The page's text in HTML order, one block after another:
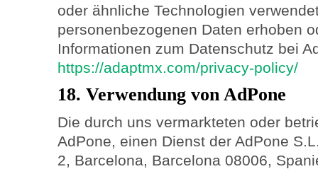
oder ähnliche Technologien
personenbezogenen Daten erhoben
Informationen zum Datenschutz bei
https://adaptmx.com/privacy-policy/
18. Verwendung von AdPone
Die durch uns vermarkteten oder
AdPone, einen Dienst der AdPone
2, Barcelona, Barcelona 08006,